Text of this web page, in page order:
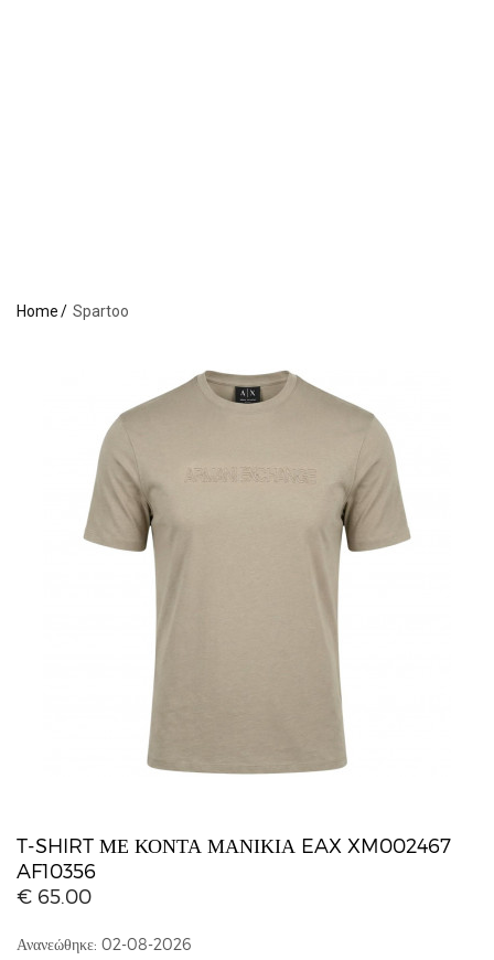
Home Spartoo
T-SHIRT ΜΕ ΚΟΝΤΆ ΜΑΝΊΚΙΑ EAX XM002467
AF10356
€ 65.00
Ανανεώθηκε: 02-08-2026